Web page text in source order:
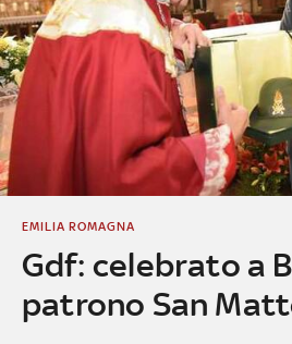
Gdf: celebrato a
patrono San
EMILIA ROMAGNA